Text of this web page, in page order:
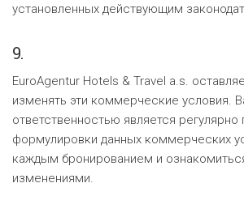
установленных действующим
9.
EuroAgentur Hotels & Travel a.s.
изменять эти коммерческие условия.
ответственностью является регулярно
формулировки данных коммерческих
каждым бронированием и
изменениями.